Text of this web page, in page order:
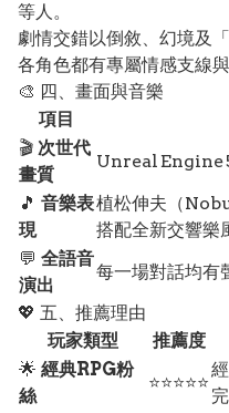
等人。
劇情交錯以倒敘、幻境及
各角色都有專屬情感支線與
🎨 四、畫面與音樂
項目
🎬 次世代
畫質
Unreal Engine
🎵 音樂表
現
植松伸夫（
搭配全新交響樂
💬 全語音
演出
每一場對話均有
💖 五、推薦理由
玩家類型
推薦度
🌟 經典RPG粉
絲
⭐⭐⭐⭐⭐